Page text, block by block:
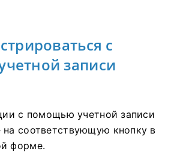
с
записи
с помощью учетной записи
соответствующую кнопку в
форме.